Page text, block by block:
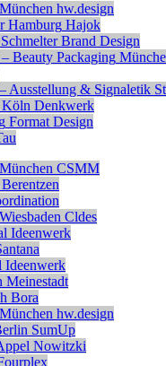
München hw.design
Hamburg Hajok
Schmelter Brand Design
Beauty Packaging
Ausstellung & Signaletik
Köln Denkwerk
Format Design
München CSMM
Berentzen
Wiesbaden Cldes
Ideenwerk
Ideenwerk
Meinestadt
Bora
München hw.design
SumUp
Nowitzki